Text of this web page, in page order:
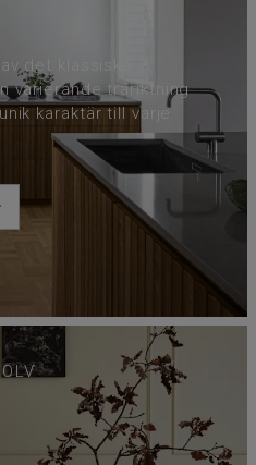
det klassiska
varierande träriktning
karaktär till varje